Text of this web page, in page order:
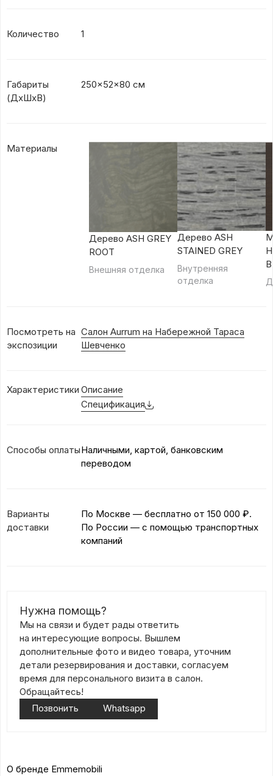
Количество 1
Габариты
(ДхШхВ)
250x52x80 см
Материалы
Дерево ASH GREY
ROOT
Внешняя отделка
Дерево ASH
STAINED GREY
Внутренняя
отделка
Посмотреть на
экспозиции
Салон Aurrum на Набережной Тараса
Шевченко
Характеристики Описание
Спецификация
Способы оплатыНаличными, картой, банковским
переводом
Варианты
доставки
По Москве — бесплатно от 150 000 ₽.
По России — с помощью транспортных
компаний
Нужна помощь?
Мы на связи и будет рады ответить
на интересующие вопросы. Вышлем
дополнительные фото и видео товара, уточним
детали резервирования и доставки, согласуем
время для персонального визита в салон.
Обращайтесь!
Позвонить
Whatsapp
О бренде Emmemobili